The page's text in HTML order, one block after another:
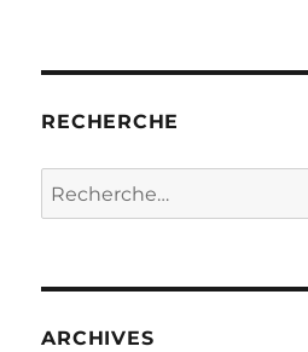
RECHERCHE
Recherche
pour :
ARCHIVES